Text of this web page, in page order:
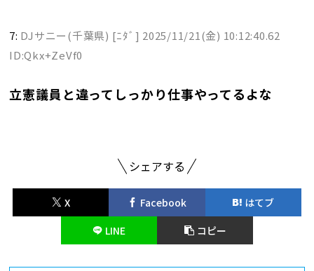
7: DJサニー(千葉県) [ﾆﾀﾞ] 2025/11/21(金) 10:12:40.62
ID:Qkx+ZeVf0
立憲議員と違ってしっかり仕事やってるよな
シェアする
X Facebook
はてブ
LINE
コピー